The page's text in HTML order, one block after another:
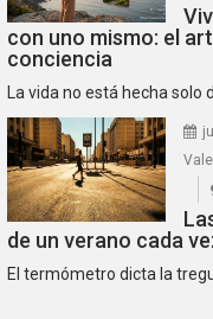
con uno mismo: el
conciencia
La vida no está hecha solo
de un verano cada
El termómetro dicta la